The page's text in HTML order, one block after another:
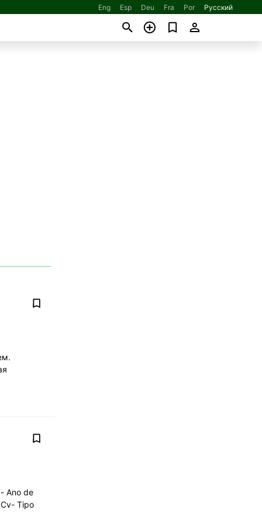
Eng Esp Deu Fra Por Русский
Ano de
Tipo